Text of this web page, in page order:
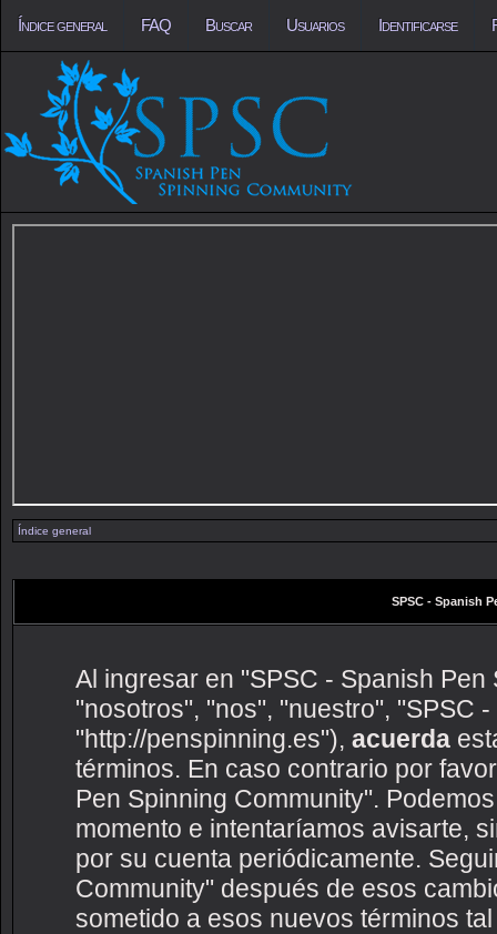
Índice general FAQ Buscar Usuarios Identificarse
Índice general
SPSC - Spanish
Al ingresar en "SPSC - Spanish
"nosotros", "nos", "nuestro", "SPSC
"http://penspinning.es"), acuerda
términos. En caso contrario por
Pen Spinning Community".
momento e intentaríamos avisarte,
por su cuenta periódicamente.
Community" después de esos
sometido a esos nuevos términos